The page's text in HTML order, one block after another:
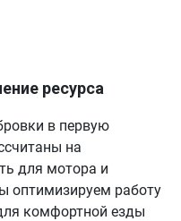
ресурса
в первую
на
для мотора и
оптимизируем работу
комфортной езды